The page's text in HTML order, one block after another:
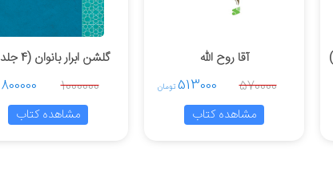
آقا روح الله
513000 تومان 570000
مشاهده کتاب
گلشن ابرار بانوان (4 جلدی)
800000 1000000
مشاهده کتاب